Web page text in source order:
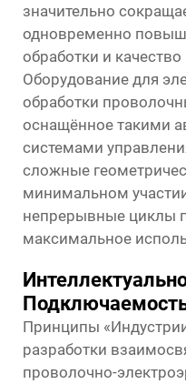
значительно
одновременно
обработки и
Оборудование для
обработки
оснащённое такими
системами
сложные
минимальном
непрерывные циклы
максимальное
Принципы
разработки
проволочно-